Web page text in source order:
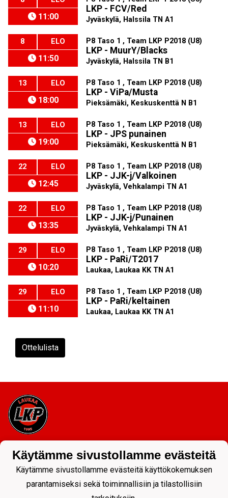
11:00
LKP - FCV/Red
Jyväskylä, Halssila TN A1
8 ELO
11:50
P8 Taso 1 , Team LKP P2018 (U8)
LKP - MuurY/Blacks
Jyväskylä, Halssila TN B1
13 ELO
18:00
P8 Taso 1 , Team LKP P2018 (U8)
LKP - ViPa/Musta
Pieksämäki, Keskuskenttä N B1
13 ELO
19:00
P8 Taso 1 , Team LKP P2018 (U8)
LKP - JPS punainen
Pieksämäki, Keskuskenttä N B1
22 ELO
12:45
P8 Taso 1 , Team LKP P2018 (U8)
LKP - JJK-j/Valkoinen
Jyväskylä, Vehkalampi TN A1
22 ELO
13:35
P8 Taso 1 , Team LKP P2018 (U8)
LKP - JJK-j/Punainen
Jyväskylä, Vehkalampi TN A1
29 ELO
10:20
P8 Taso 1 , Team LKP P2018 (U8)
LKP - PaRi/T2017
Laukaa, Laukaa KK TN A1
29 ELO
11:10
P8 Taso 1 , Team LKP P2018 (U8)
LKP - PaRi/keltainen
Laukaa, Laukaa KK TN A1
Ottelulista
Tietosuojaseloste
Käytämme sivustollamme evästeitä
Käytämme sivustollamme evästeitä käyttökokemuksen
parantamiseksi sekä toiminnallisiin ja tilastollisiin